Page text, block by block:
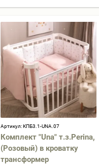
Артикул:КПБ3.1-UNA.07
Комплект "Una" т.з.Perina,
(Розовый) в кроватку
трансформер